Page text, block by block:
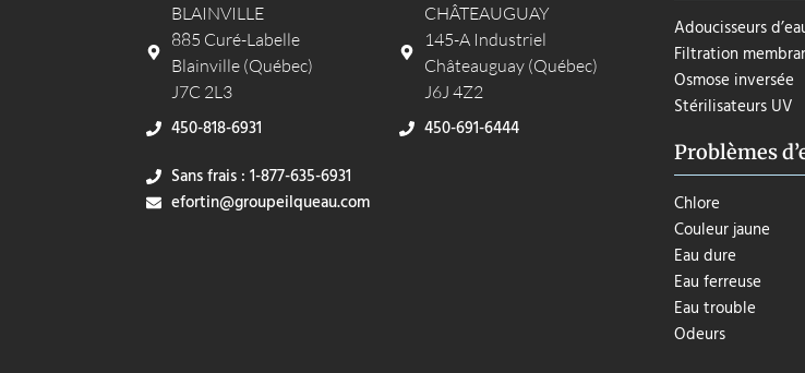
BLAINVILLE
885 Curé-Labelle
Blainville (Québec)
J7C 2L3
450-818-6931
CHÂTEAUGUAY
145-A Industriel
Châteauguay (Québec)
J6J 4Z2
450-691-6444
Sans frais : 1-877-635-6931
efortin@groupeilqueau.com
Adoucisseurs
Filtration
Osmose inversée
Stérilisateurs UV
Problèmes
Chlore
Couleur jaune
Eau dure
Eau ferreuse
Eau trouble
Odeurs